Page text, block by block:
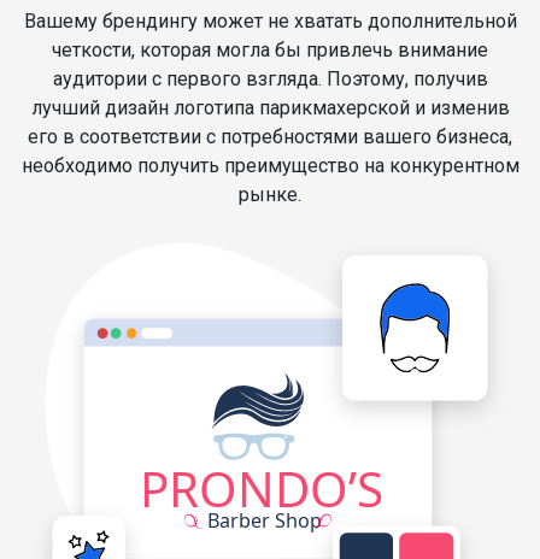
Вашему брендингу может не хватать дополнительной
четкости, которая могла бы привлечь внимание
аудитории с первого взгляда. Поэтому, получив
лучший дизайн логотипа парикмахерской и изменив
его в соответствии с потребностями вашего бизнеса,
необходимо получить преимущество на конкурентном
рынке.